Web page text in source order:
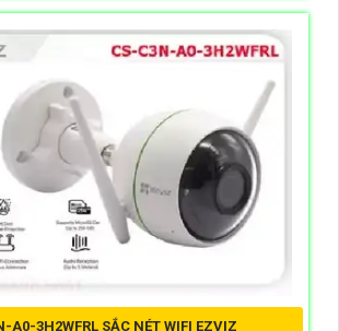
A0-3H2WFRL SẮC NÉT WIFI EZVIZ